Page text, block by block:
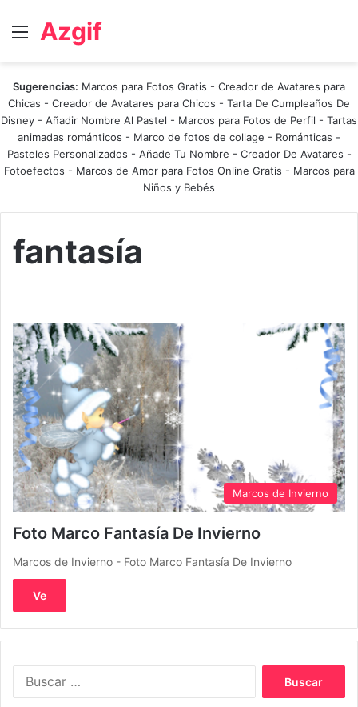
Menú
Azgif
Sugerencias: Marcos para Fotos Gratis - Creador de Avatares para
Chicas - Creador de Avatares para Chicos - Tarta De Cumpleaños De
Disney - Añadir Nombre Al Pastel - Marcos para Fotos de Perfil - Tartas
animadas románticos - Marco de fotos de collage - Románticas -
Pasteles Personalizados - Añade Tu Nombre - Creador De Avatares -
Fotoefectos - Marcos de Amor para Fotos Online Gratis - Marcos para
Niños y Bebés
fantasía
Marcos de Invierno
Foto Marco Fantasía De Invierno
Marcos de Invierno - Foto Marco Fantasía De Invierno
Ve